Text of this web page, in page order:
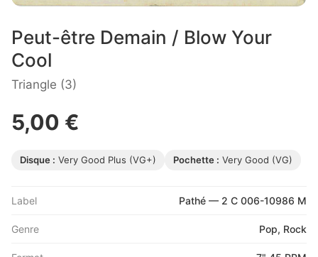
Peut-être Demain / Blow Your
Cool
Triangle (3)
5,00 €
Disque : Very Good Plus (VG+) Pochette : Very Good (VG)
Label Pathé — 2 C 006-10986 M
Genre Pop, Rock